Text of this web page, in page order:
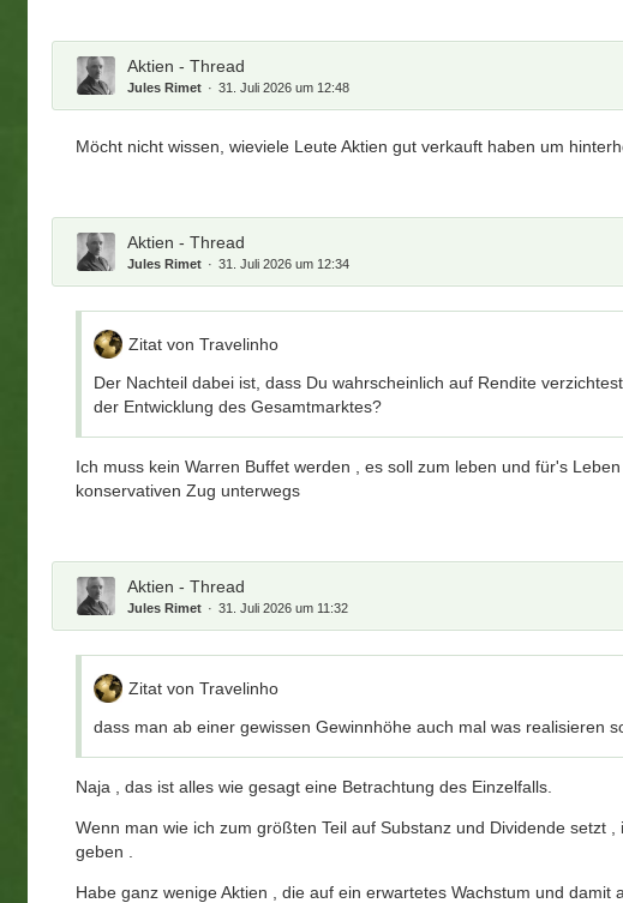
Aktien - Thread
Jules Rimet 31. Juli 2026 um 12:48
Möcht nicht wissen, wieviele Leute Aktien gut verkauft haben um
Aktien - Thread
Jules Rimet 31. Juli 2026 um 12:34
Zitat von Travelinho
Der Nachteil dabei ist, dass Du wahrscheinlich auf Rendite
der Entwicklung des Gesamtmarktes?
Ich muss kein Warren Buffet werden , es soll zum leben und für's
konservativen Zug unterwegs
Aktien - Thread
Jules Rimet 31. Juli 2026 um 11:32
Zitat von Travelinho
dass man ab einer gewissen Gewinnhöhe auch mal was realisieren
Naja , das ist alles wie gesagt eine Betrachtung des Einzelfalls.
Wenn man wie ich zum größten Teil auf Substanz und Dividende setzt
geben .
Habe ganz wenige Aktien , die auf ein erwartetes Wachstum und damit